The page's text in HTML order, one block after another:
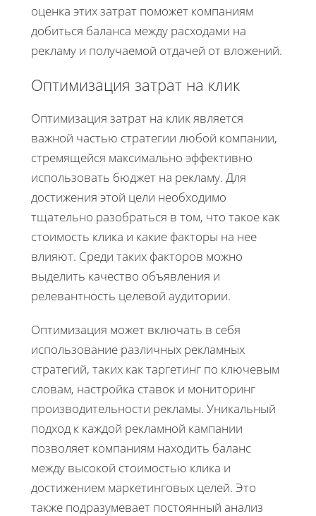
оценка этих затрат поможет компаниям
добиться баланса между расходами на
рекламу и получаемой отдачей от вложений.
Оптимизация затрат на клик
Оптимизация затрат на клик является
важной частью стратегии любой компании,
стремящейся максимально эффективно
использовать бюджет на рекламу. Для
достижения этой цели необходимо
тщательно разобраться в том, что такое как
стоимость клика и какие факторы на нее
влияют. Среди таких факторов можно
выделить качество объявления и
релевантность целевой аудитории.
Оптимизация может включать в себя
использование различных рекламных
стратегий, таких как таргетинг по ключевым
словам, настройка ставок и мониторинг
производительности рекламы. Уникальный
подход к каждой рекламной кампании
позволяет компаниям находить баланс
между высокой стоимостью клика и
достижением маркетинговых целей. Это
также подразумевает постоянный анализ